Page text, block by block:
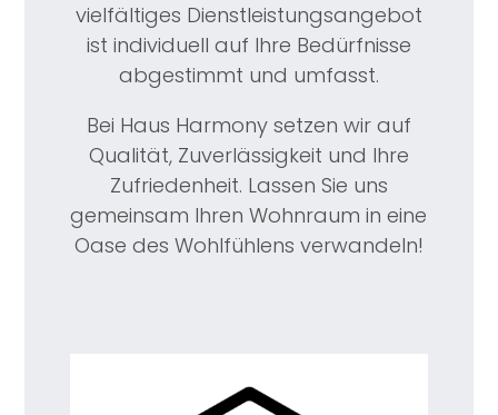
vielfältiges Dienstleistungsangebot
ist individuell auf Ihre Bedürfnisse
abgestimmt und umfasst.
Bei Haus Harmony setzen wir auf
Qualität, Zuverlässigkeit und Ihre
Zufriedenheit. Lassen Sie uns
gemeinsam Ihren Wohnraum in eine
Oase des Wohlfühlens verwandeln!